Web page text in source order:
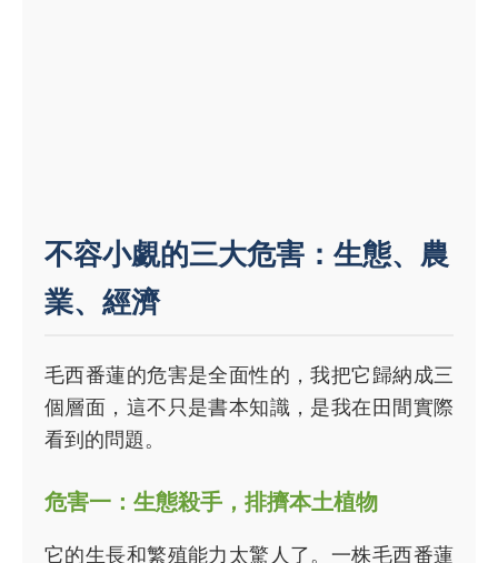
不容小覷的三大危害：生態、農
業、經濟
毛西番蓮的危害是全面性的，我把它歸納成三
個層面，這不只是書本知識，是我在田間實際
看到的問題。
危害一：生態殺手，排擠本土植物
它的生長和繁殖能力太驚人了。一株毛西番蓮